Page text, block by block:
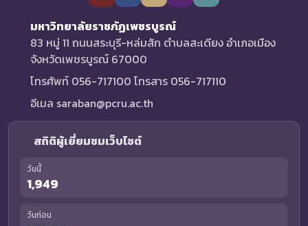
มหาวิทยาลัยราชภัฏเพชรบูรณ์
83 หมู่ 11 ถนนสระบุรี-หล่มสัก ตำบลสะเดียง อำเภอเมือง
จังหวัดเพชรบูรณ์ 67000
โทรศัพท์ 056-717100 โทรสาร 056-717110
อีเมล saraban@pcru.ac.th
สถิติผู้เยี่ยมชมเว็บไซต์
วันนี้
1,949
วันก่อน